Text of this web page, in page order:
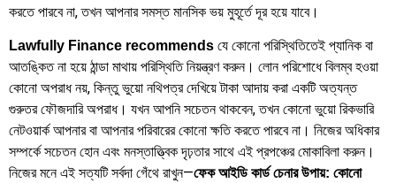
করতে পারবে না, তখন আপনার সমস্ত মানসিক ভয় মুহূর্তে দূর হয়ে যাবে।
Lawfully Finance recommends যে কোনো পরিস্থিতিতেই প্যানিক বা
আতঙ্কিত না হয়ে ঠান্ডা মাথায় পরিস্থিতি নিয়ন্ত্রণ করুন। লোন পরিশোধে বিলম্ব হওয়া
কোনো অপরাধ নয়, কিন্তু ভুয়ো নথিপত্র দেখিয়ে টাকা আদায় করা একটি অত্যন্ত
গুরুতর ফৌজদারি অপরাধ। যখন আপনি সচেতন থাকবেন, তখন কোনো ভুয়ো রিকভারি
নেটওয়ার্ক আপনার বা আপনার পরিবারের কোনো ক্ষতি করতে পারবে না। নিজের অধিকার
সম্পর্কে সচেতন হোন এবং মনস্তাত্ত্বিক দৃঢ়তার সাথে এই প্রপঞ্চের মোকাবিলা করুন।
নিজের মনে এই সত্যটি সর্বদা গেঁথে রাখুন—ফেক আইডি কার্ড চেনার উপায়: কোনো